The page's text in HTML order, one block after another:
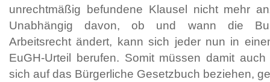
unrechtmäßig befundene Klausel nicht mehr
Unabhängig davon, ob und wann die
Arbeitsrecht ändert, kann sich jeder nun in
EuGH-Urteil berufen. Somit müssen damit
sich auf das Bürgerliche Gesetzbuch beziehen,